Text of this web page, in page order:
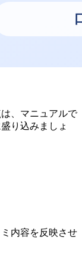
、マニュアルで
り込みましょ
内容を反映させ